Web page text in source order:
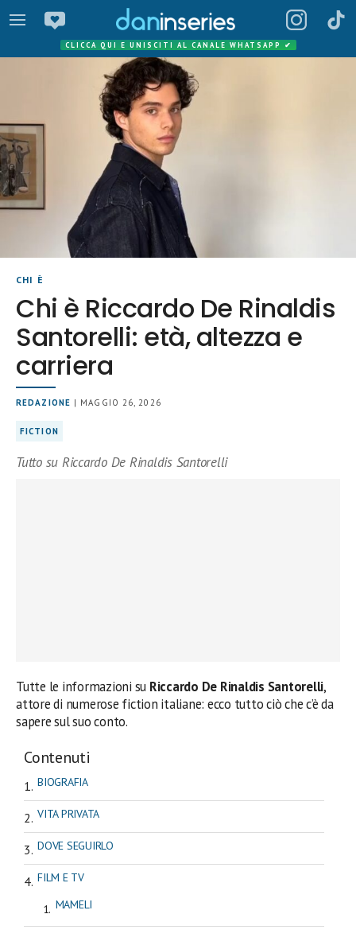
CLICCA QUI E UNISCITI AL CANALE WHATSAPP ✔
CHI È
Chi è Riccardo De Rinaldis
Santorelli: età, altezza e
carriera
REDAZIONE | MAGGIO 26, 2026
FICTION
Tutto su Riccardo De Rinaldis Santorelli
Tutte le informazioni su Riccardo De Rinaldis Santorelli,
attore di numerose fiction italiane: ecco tutto ciò che c’è da
sapere sul suo conto.
Contenuti
BIOGRAFIA
VITA PRIVATA
DOVE SEGUIRLO
FILM E TV
MAMELI